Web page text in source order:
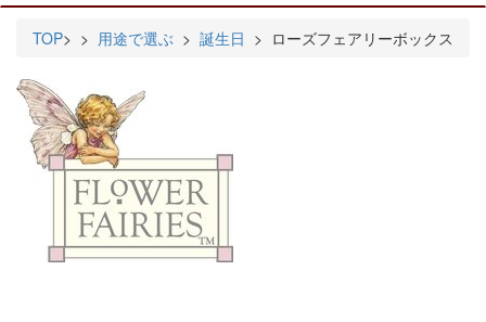
TOP> > 用途で選ぶ > 誕生日 > ローズフェアリーボックス